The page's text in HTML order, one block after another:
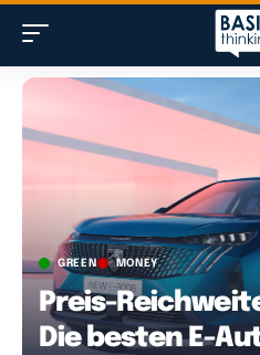
GREEN MONEY
Preis-
Die besten E-